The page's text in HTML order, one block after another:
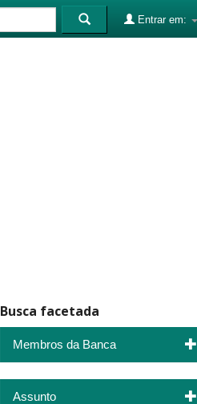
Entrar em:
Busca facetada
Membros da Banca
Assunto